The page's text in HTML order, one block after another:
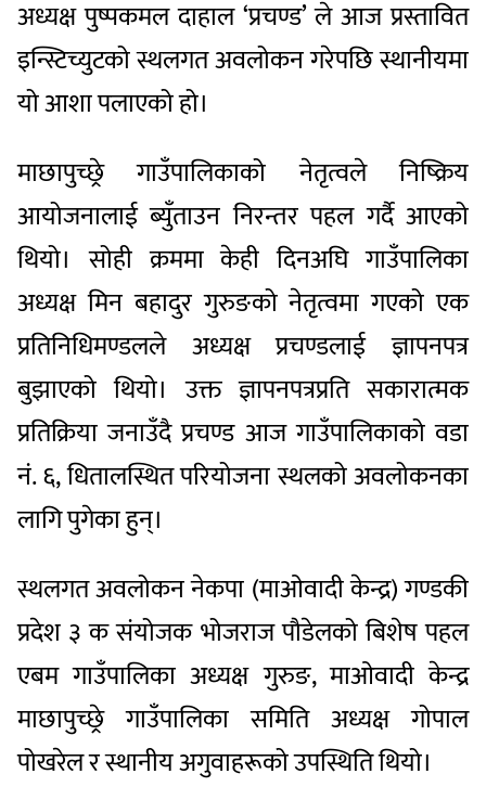
अध्यक्ष पुष्पकमल दाहाल ‘प्रचण्ड’ ले आज प्रस्तावित
इन्स्टिच्युटको स्थलगत अवलोकन गरेपछि स्थानीयमा
यो आशा पलाएको हो।
माछापुच्छ्रे गाउँपालिकाको नेतृत्वले निष्क्रिय
आयोजनालाई ब्युँताउन निरन्तर पहल गर्दै आएको
थियो। सोही क्रममा केही दिनअघि गाउँपालिका
अध्यक्ष मिन बहादुर गुरुङको नेतृत्वमा गएको एक
प्रतिनिधिमण्डलले अध्यक्ष प्रचण्डलाई ज्ञापनपत्र
बुझाएको थियो। उक्त ज्ञापनपत्रप्रति सकारात्मक
प्रतिक्रिया जनाउँदै प्रचण्ड आज गाउँपालिकाको वडा
नं. ६, धितालस्थित परियोजना स्थलको अवलोकनका
लागि पुगेका हुन्।
स्थलगत अवलोकन नेकपा (माओवादी केन्द्र) गण्डकी
प्रदेश ३ क संयोजक भोजराज पौडेलको बिशेष पहल
एबम गाउँपालिका अध्यक्ष गुरुङ, माओवादी केन्द्र
माछापुच्छ्रे गाउँपालिका समिति अध्यक्ष गोपाल
पोखरेल र स्थानीय अगुवाहरूको उपस्थिति थियो।